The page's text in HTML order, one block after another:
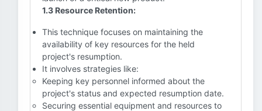
1.3 Resource Retention:
This technique focuses on maintaining the
availability of key resources for the held
project's resumption.
It involves strategies like:
Keeping key personnel informed about the
project's status and expected resumption date.
Securing essential equipment and resources to